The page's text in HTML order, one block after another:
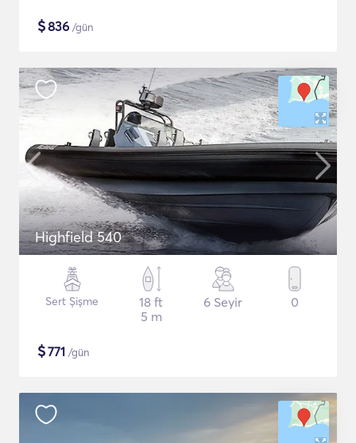
$836 /gün
Highfield 540
Sert Şişme
18 ft
5 m
6 Seyir 0
$771 /gün